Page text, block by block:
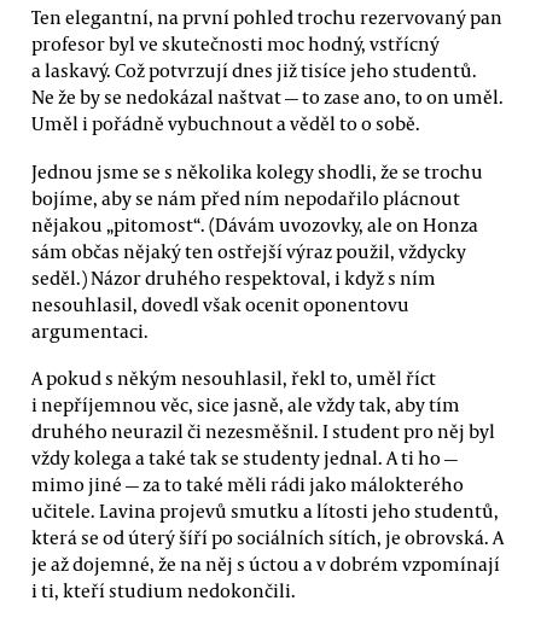
Ten elegantní, na první pohled trochu rezervovaný pan
profesor byl ve skutečnosti moc hodný, vstřícný
a laskavý. Což potvrzují dnes již tisíce jeho studentů.
Ne že by se nedokázal naštvat — to zase ano, to on uměl.
Uměl i pořádně vybuchnout a věděl to o sobě.
Jednou jsme se s několika kolegy shodli, že se trochu
bojíme, aby se nám před ním nepodařilo plácnout
nějakou „pitomost“. (Dávám uvozovky, ale on Honza
sám občas nějaký ten ostřejší výraz použil, vždycky
seděl.) Názor druhého respektoval, i když s ním
nesouhlasil, dovedl však ocenit oponentovu
argumentaci.
A pokud s někým nesouhlasil, řekl to, uměl říct
i nepříjemnou věc, sice jasně, ale vždy tak, aby tím
druhého neurazil či nezesměšnil. I student pro něj byl
vždy kolega a také tak se studenty jednal. A ti ho —
mimo jiné — za to také měli rádi jako málokterého
učitele. Lavina projevů smutku a lítosti jeho studentů,
která se od úterý šíří po sociálních sítích, je obrovská. A
je až dojemné, že na něj s úctou a v dobrém vzpomínají
i ti, kteří studium nedokončili.